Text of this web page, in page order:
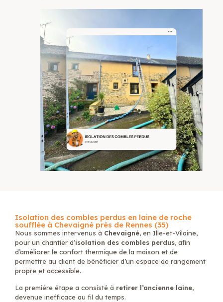
Isolation des combles perdus en laine de roche
soufflée à Chevaigné près de Rennes (35)
Nous sommes intervenus à Chevaigné, en Ille-et-Vilaine,
pour un chantier d’isolation des combles perdus, afin
d’améliorer le confort thermique de la maison et de
permettre au client de bénéficier d’un espace de rangement
propre et accessible.
La première étape a consisté à retirer l’ancienne laine,
devenue inefficace au fil du temps.